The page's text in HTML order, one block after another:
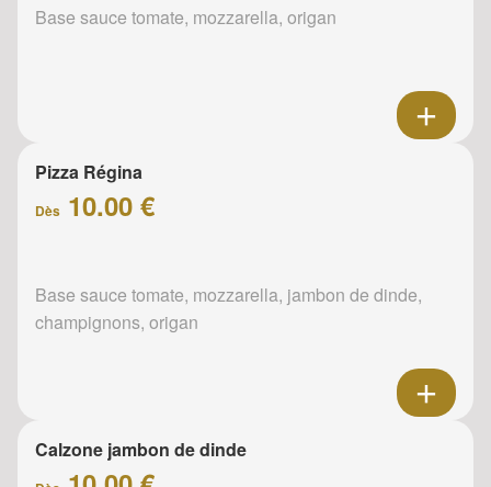
Base sauce tomate, mozzarella, origan
Pizza Régina
Dès 10.00 €
Base sauce tomate, mozzarella, jambon de dinde,
champignons, origan
Calzone jambon de dinde